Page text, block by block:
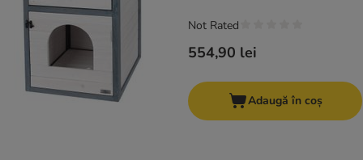
554,90 lei
Not Rated
Adaugă în coș